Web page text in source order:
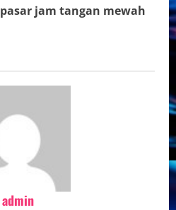
pasar jam tangan mewah
admin